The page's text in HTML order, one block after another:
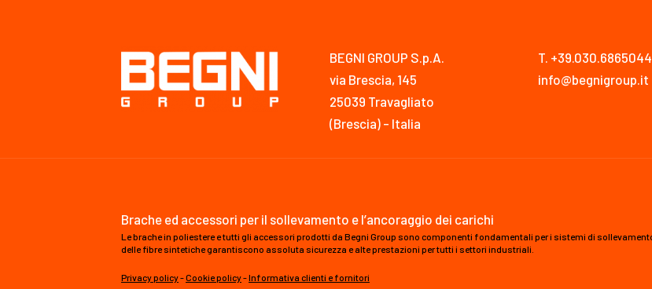
BEGNI GROUP S.p.A.
via Brescia, 145
25039 Travagliato
(Brescia) - Italia
T. +39.030.6865044
info@begnigroup.it
Brache ed accessori per il sollevamento e l’ancoraggio dei carichi
Le brache in poliestere e tutti gli accessori prodotti da Begni Group sono componenti fondamentali per i sistemi di
delle fibre sintetiche garantiscono assoluta sicurezza e alte prestazioni per tutti i settori industriali.
Privacy policy-Cookie policy-Informativa clienti e fornitori